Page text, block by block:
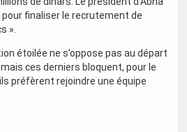
pour finaliser le recrutement de
».
étoilée ne s’oppose pas au départ
ces derniers bloquent, pour le
préfèrent rejoindre une équipe